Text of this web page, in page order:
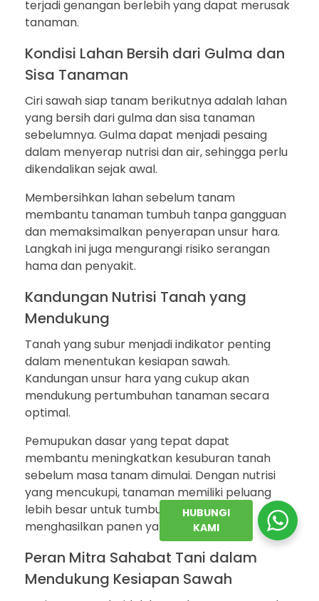
terjadi genangan berlebih yang dapat merusak
tanaman.
Kondisi Lahan Bersih dari Gulma dan
Sisa Tanaman
Ciri sawah siap tanam berikutnya adalah lahan
yang bersih dari gulma dan sisa tanaman
sebelumnya. Gulma dapat menjadi pesaing
dalam menyerap nutrisi dan air, sehingga perlu
dikendalikan sejak awal.
Membersihkan lahan sebelum tanam
membantu tanaman tumbuh tanpa gangguan
dan memaksimalkan penyerapan unsur hara.
Langkah ini juga mengurangi risiko serangan
hama dan penyakit.
Kandungan Nutrisi Tanah yang
Mendukung
Tanah yang subur menjadi indikator penting
dalam menentukan kesiapan sawah.
Kandungan unsur hara yang cukup akan
mendukung pertumbuhan tanaman secara
optimal.
Pemupukan dasar yang tepat dapat
membantu meningkatkan kesuburan tanah
sebelum masa tanam dimulai. Dengan nutrisi
yang mencukupi, tanaman memiliki peluang
lebih besar untuk tumbuh sehat dan
menghasilkan panen yang maksimal.
Peran Mitra Sahabat Tani dalam
Mendukung Kesiapan Sawah
HUBUNGI
KAMI